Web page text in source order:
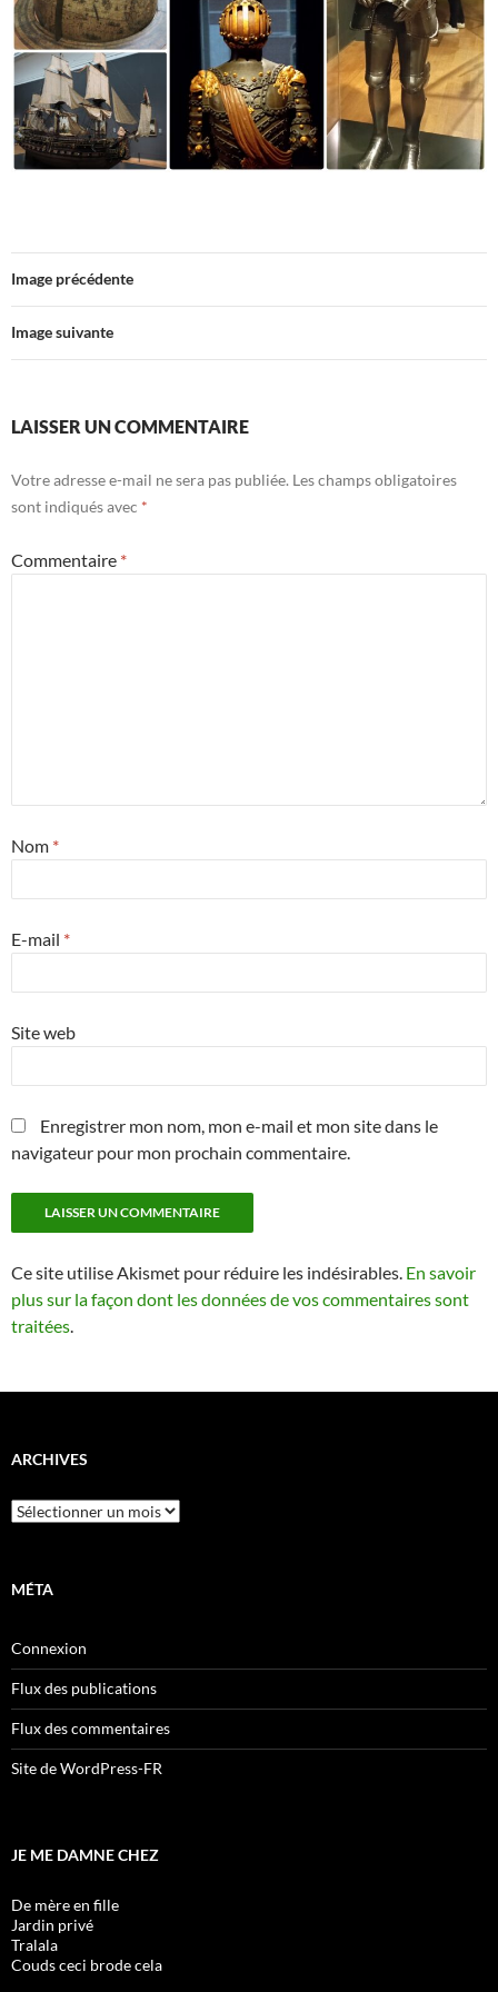
Image précédente
Image suivante
LAISSER UN COMMENTAIRE
Votre adresse e-mail ne sera pas publiée. Les champs obligatoires
sont indiqués avec *
Commentaire *
Nom *
E-mail *
Site web
Enregistrer mon nom, mon e-mail et mon site dans le
navigateur pour mon prochain commentaire.
Ce site utilise Akismet pour réduire les indésirables. En savoir
plus sur la façon dont les données de vos commentaires sont
traitées.
ARCHIVES
Archives
MÉTA
Connexion
Flux des publications
Flux des commentaires
Site de WordPress-FR
JE ME DAMNE CHEZ
De mère en fille
Jardin privé
Tralala
Couds ceci brode cela